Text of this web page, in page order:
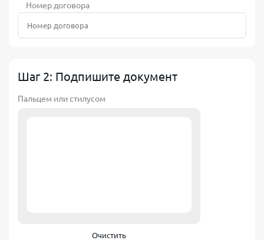
Номер договора
Шаг 2: Подпишите документ
Пальцем или стилусом
Очистить